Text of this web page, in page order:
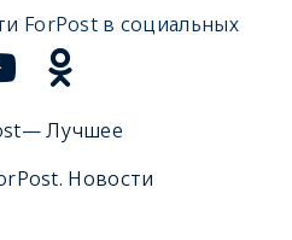
ForPost в социальных
Лучшее
Новости